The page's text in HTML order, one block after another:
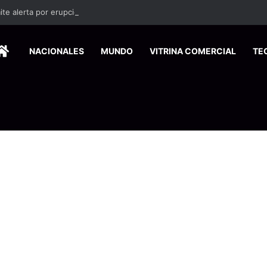
HOMENACIONALES MUNDO VITRINA COMERCIAL